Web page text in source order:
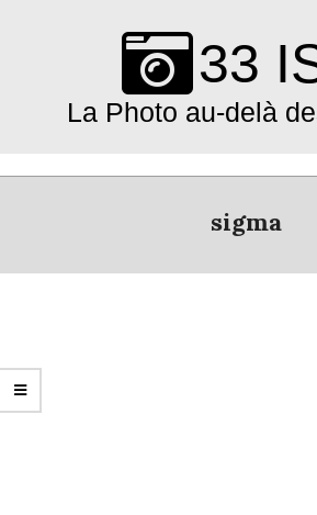
33
La Photo au-delà
Primary
sigma